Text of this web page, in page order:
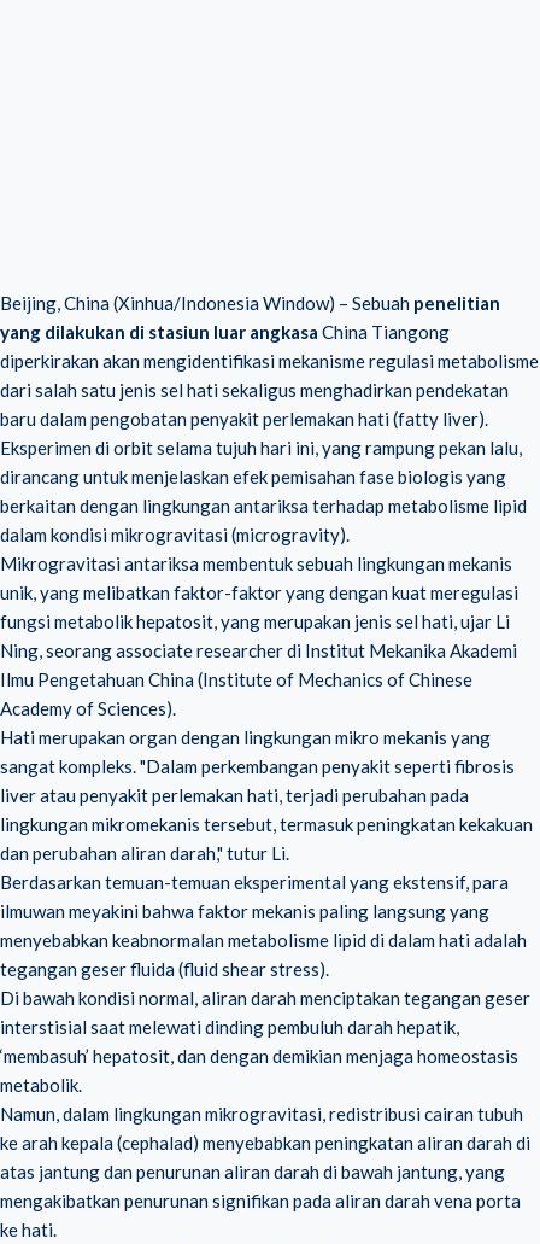
Beijing, China (Xinhua/Indonesia Window) – Sebuah penelitian
yang dilakukan di stasiun luar angkasa China Tiangong
diperkirakan akan mengidentifikasi mekanisme regulasi metabolisme
dari salah satu jenis sel hati sekaligus menghadirkan pendekatan
baru dalam pengobatan penyakit perlemakan hati (fatty liver).
Eksperimen di orbit selama tujuh hari ini, yang rampung pekan lalu,
dirancang untuk menjelaskan efek pemisahan fase biologis yang
berkaitan dengan lingkungan antariksa terhadap metabolisme lipid
dalam kondisi mikrogravitasi (microgravity).
Mikrogravitasi antariksa membentuk sebuah lingkungan mekanis
unik, yang melibatkan faktor-faktor yang dengan kuat meregulasi
fungsi metabolik hepatosit, yang merupakan jenis sel hati, ujar Li
Ning, seorang associate researcher di Institut Mekanika Akademi
Ilmu Pengetahuan China (Institute of Mechanics of Chinese
Academy of Sciences).
Hati merupakan organ dengan lingkungan mikro mekanis yang
sangat kompleks. "Dalam perkembangan penyakit seperti fibrosis
liver atau penyakit perlemakan hati, terjadi perubahan pada
lingkungan mikromekanis tersebut, termasuk peningkatan kekakuan
dan perubahan aliran darah," tutur Li.
Berdasarkan temuan-temuan eksperimental yang ekstensif, para
ilmuwan meyakini bahwa faktor mekanis paling langsung yang
menyebabkan keabnormalan metabolisme lipid di dalam hati adalah
tegangan geser fluida (fluid shear stress).
Di bawah kondisi normal, aliran darah menciptakan tegangan geser
interstisial saat melewati dinding pembuluh darah hepatik,
‘membasuh’ hepatosit, dan dengan demikian menjaga homeostasis
metabolik.
Namun, dalam lingkungan mikrogravitasi, redistribusi cairan tubuh
ke arah kepala (cephalad) menyebabkan peningkatan aliran darah di
atas jantung dan penurunan aliran darah di bawah jantung, yang
mengakibatkan penurunan signifikan pada aliran darah vena porta
ke hati.